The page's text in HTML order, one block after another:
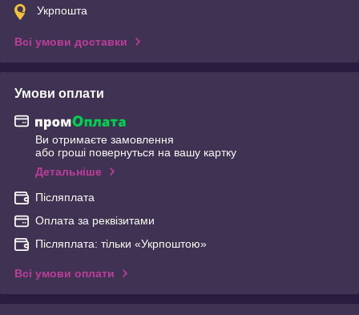
Укрпошта
Всі умови доставки
Умови оплати
Ви отримаєте замовлення
або гроші повернуться на вашу картку
Детальніше
Післяплата
Оплата за реквізитами
Післяплата: тільки «Укрпоштою»
Всі умови оплати